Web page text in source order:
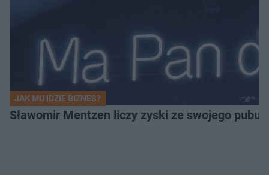
JAK MU IDZIE BIZNES?
Sławomir Mentzen liczy zyski ze swojego